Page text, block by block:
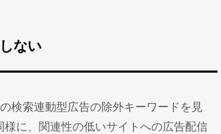
ない
検索連動型広告の除外キーワードを見
様に、関連性の低いサイトへの広告配信